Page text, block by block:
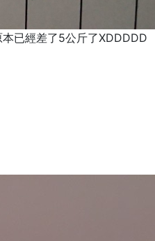
已經差了5公斤了XDDDDD